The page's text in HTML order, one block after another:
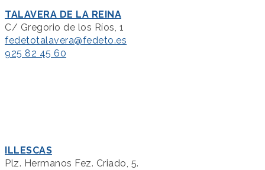
TALAVERA DE LA REINA
C/ Gregorio de los Ríos, 1
fedetotalavera@fedeto.es
925 82 45 60
ILLESCAS
Plz. Hermanos Fez. Criado, 5.